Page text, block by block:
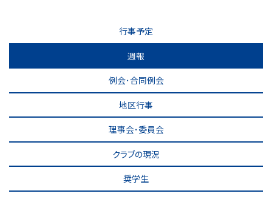
行事予定
週報
例会･合同例会
地区行事
理事会･委員会
クラブの現況
奨学生